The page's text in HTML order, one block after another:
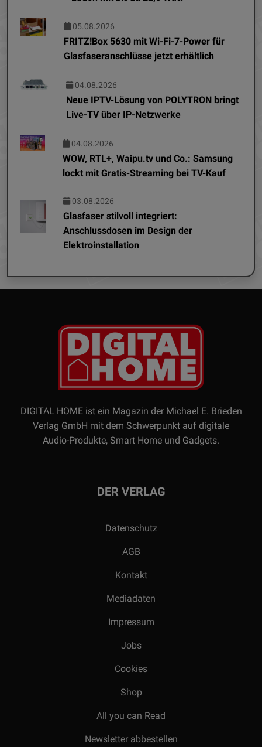
05.08.2026
FRITZ!Box 5630 mit Wi-Fi-7-Power für
Glasfaseranschlüsse jetzt erhältlich
04.08.2026
Neue IPTV-Lösung von POLYTRON bringt
Live-TV über IP-Netzwerke
04.08.2026
WOW, RTL+, Waipu.tv und Co.: Samsung
lockt mit Gratis-Streaming bei TV-Kauf
03.08.2026
Glasfaser stilvoll integriert:
Anschlussdosen im Design der
Elektroinstallation
DIGITAL HOME ist ein Magazin der Michael E. Brieden
Verlag GmbH mit dem Schwerpunkt auf digitale
Audio-Produkte, Smart Home und Gadgets.
DER VERLAG
Datenschutz
AGB
Kontakt
Mediadaten
Impressum
Jobs
Cookies
Shop
All you can Read
Newsletter abbestellen